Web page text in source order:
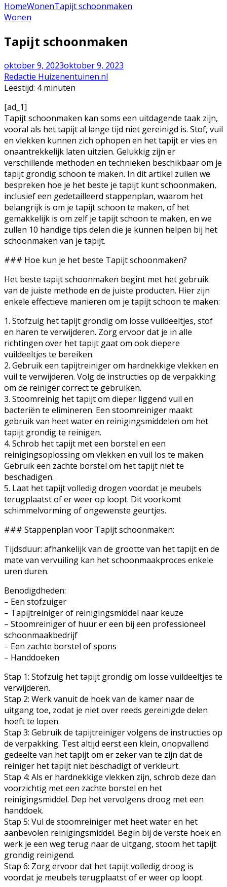
HomeWonenTapijt schoonmaken
Wonen
Tapijt schoonmaken
oktober 9, 2023oktober 9, 2023
Redactie Huizenentuinen.nl
Leestijd: 4 minuten
[ad_1]
Tapijt schoonmaken kan soms een uitdagende taak zijn,
vooral als het tapijt al lange tijd niet gereinigd is. Stof, vuil
en vlekken kunnen zich ophopen en het tapijt er vies en
onaantrekkelijk laten uitzien. Gelukkig zijn er
verschillende methoden en technieken beschikbaar om je
tapijt grondig schoon te maken. In dit artikel zullen we
bespreken hoe je het beste je tapijt kunt schoonmaken,
inclusief een gedetailleerd stappenplan, waarom het
belangrijk is om je tapijt schoon te maken, of het
gemakkelijk is om zelf je tapijt schoon te maken, en we
zullen 10 handige tips delen die je kunnen helpen bij het
schoonmaken van je tapijt.
### Hoe kun je het beste Tapijt schoonmaken?
Het beste tapijt schoonmaken begint met het gebruik
van de juiste methode en de juiste producten. Hier zijn
enkele effectieve manieren om je tapijt schoon te maken:
1. Stofzuig het tapijt grondig om losse vuildeeltjes, stof
en haren te verwijderen. Zorg ervoor dat je in alle
richtingen over het tapijt gaat om ook diepere
vuildeeltjes te bereiken.
2. Gebruik een tapijtreiniger om hardnekkige vlekken en
vuil te verwijderen. Volg de instructies op de verpakking
om de reiniger correct te gebruiken.
3. Stoomreinig het tapijt om dieper liggend vuil en
bacteriën te elimineren. Een stoomreiniger maakt
gebruik van heet water en reinigingsmiddelen om het
tapijt grondig te reinigen.
4. Schrob het tapijt met een borstel en een
reinigingsoplossing om vlekken en vuil los te maken.
Gebruik een zachte borstel om het tapijt niet te
beschadigen.
5. Laat het tapijt volledig drogen voordat je meubels
terugplaatst of er weer op loopt. Dit voorkomt
schimmelvorming of ongewenste geurtjes.
### Stappenplan voor Tapijt schoonmaken:
Tijdsduur: afhankelijk van de grootte van het tapijt en de
mate van vervuiling kan het schoonmaakproces enkele
uren duren.
Benodigdheden:
– Een stofzuiger
– Tapijtreiniger of reinigingsmiddel naar keuze
– Stoomreiniger of huur er een bij een professioneel
schoonmaakbedrijf
– Een zachte borstel of spons
– Handdoeken
Stap 1: Stofzuig het tapijt grondig om losse vuildeeltjes te
verwijderen.
Stap 2: Werk vanuit de hoek van de kamer naar de
uitgang toe, zodat je niet over reeds gereinigde delen
hoeft te lopen.
Stap 3: Gebruik de tapijtreiniger volgens de instructies op
de verpakking. Test altijd eerst een klein, onopvallend
gedeelte van het tapijt om er zeker van te zijn dat de
reiniger het tapijt niet beschadigt of verkleurt.
Stap 4: Als er hardnekkige vlekken zijn, schrob deze dan
voorzichtig met een zachte borstel en het
reinigingsmiddel. Dep het vervolgens droog met een
handdoek.
Stap 5: Vul de stoomreiniger met heet water en het
aanbevolen reinigingsmiddel. Begin bij de verste hoek en
werk je een weg terug naar de uitgang, stoom het tapijt
grondig reinigend.
Stap 6: Zorg ervoor dat het tapijt volledig droog is
voordat je meubels terugplaatst of er weer op loopt.